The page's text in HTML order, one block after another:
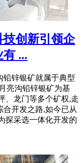
创新引领企
...
铅锌银矿就属于典型
亮沟铅锌银矿为基
、龙门等多个矿权,走
合开发之路,如今已从
探采选一体化开发的